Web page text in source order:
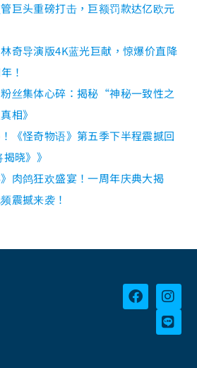
巨头重磅打击，巨额罚款达亿欧元
奇导演版4K蓝光巨献，惊爆价直降
！
粉丝集体心碎：揭秘“神秘一致性之
相》
！《怪奇物语》第五季下半程震撼回
晓》》
》肉鸽狂欢盛宴！一周年庆典大揭
震撼来袭！